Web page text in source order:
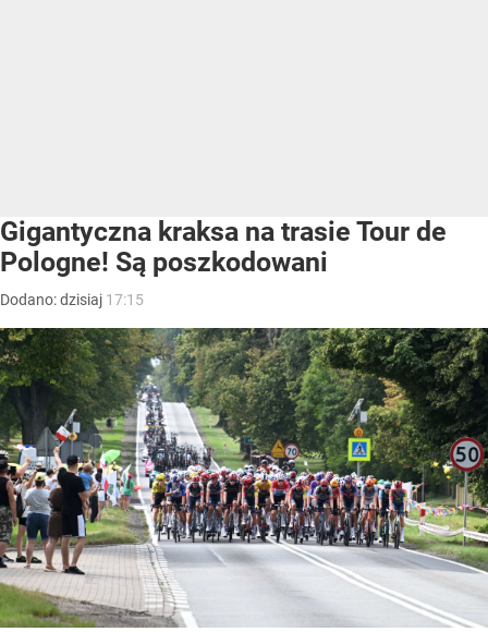
Gigantyczna kraksa na trasie Tour de
Pologne! Są poszkodowani
Dodano:dzisiaj 17:15